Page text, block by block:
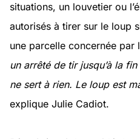
situations, un louvetier ou
autorisés à tirer sur le loup
une parcelle concernée par
un arrêté de tir jusqu’à la
ne sert à rien. Le loup est
explique Julie Cadiot.